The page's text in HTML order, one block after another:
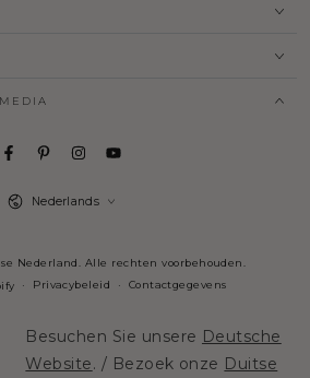
Nederland
. Alle rechten voorbehouden.
Privacybeleid Contactgegevens
Taal
Nederlands
Besuchen Sie unsere Deutsche
Website. / Bezoek onze Duitse